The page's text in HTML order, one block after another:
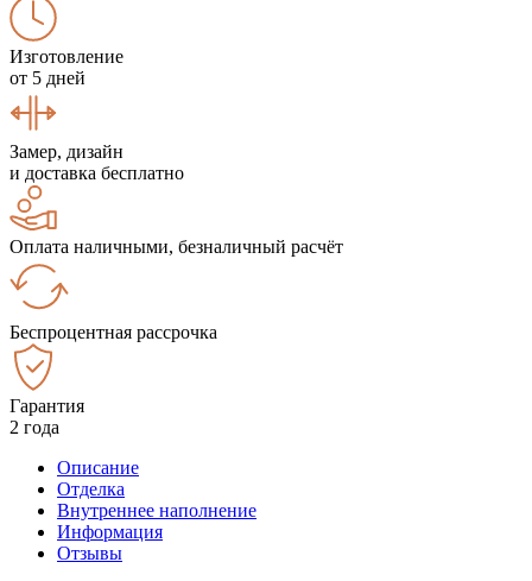
Изготовление
от 5 дней
Замер, дизайн
и доставка бесплатно
Оплата наличными, безналичный расчёт
Беспроцентная рассрочка
Гарантия
2 года
Описание
Отделка
Внутреннее наполнение
Информация
Отзывы